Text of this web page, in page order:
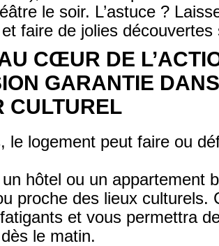
le soir. L’astuce ?
faire de jolies découvertes
CŒUR DE
GARANTIE
CULTUREL
le logement peut faire ou
hôtel ou un appartement
proche des lieux culturels.
et vous permettra
le matin.